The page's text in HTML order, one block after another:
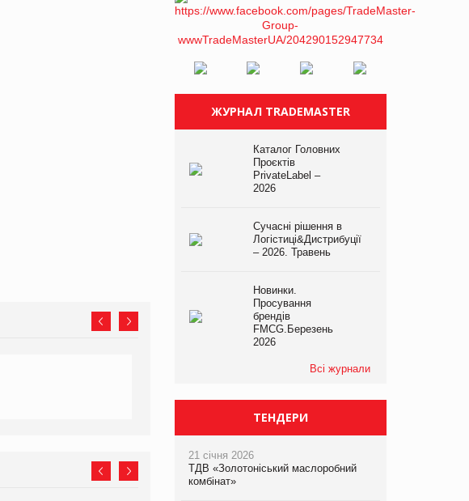
ЖУРНАЛ TRADEMASTER
Каталог Головних
Проєктів
PrivateLabel –
2026
Сучасні рішення в
Логістиці&Дистрибуції
– 2026. Травень
Новинки.
Просування
брендів
FMCG.Березень
2026
Всі журнали
ТЕНДЕРИ
21 січня 2026
ТДВ «Золотоніський маслоробний
комбінат»